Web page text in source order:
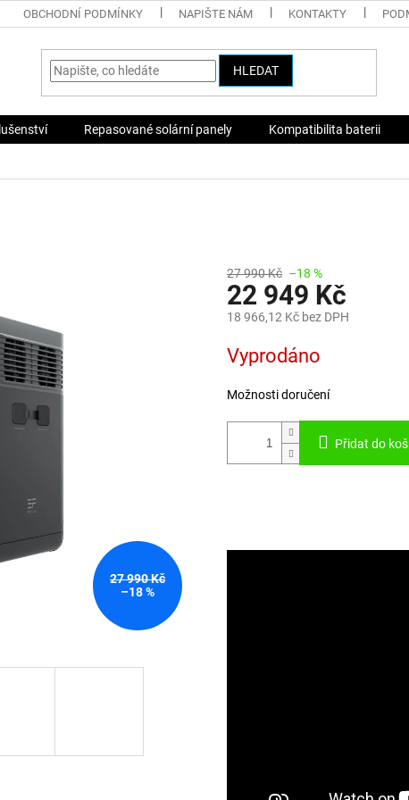
OBCHODNÍ PODMÍNKY NAPIŠTE NÁM KONTAKTY
HLEDAT
Repasované solární panely Kompatibilita baterii
27 990 Kč
–18 %
27 990 Kč –18 %
22 949 Kč
18 966,12 Kč bez DPH
cena:
Vyprodáno
Možnosti doručení
Přidat do